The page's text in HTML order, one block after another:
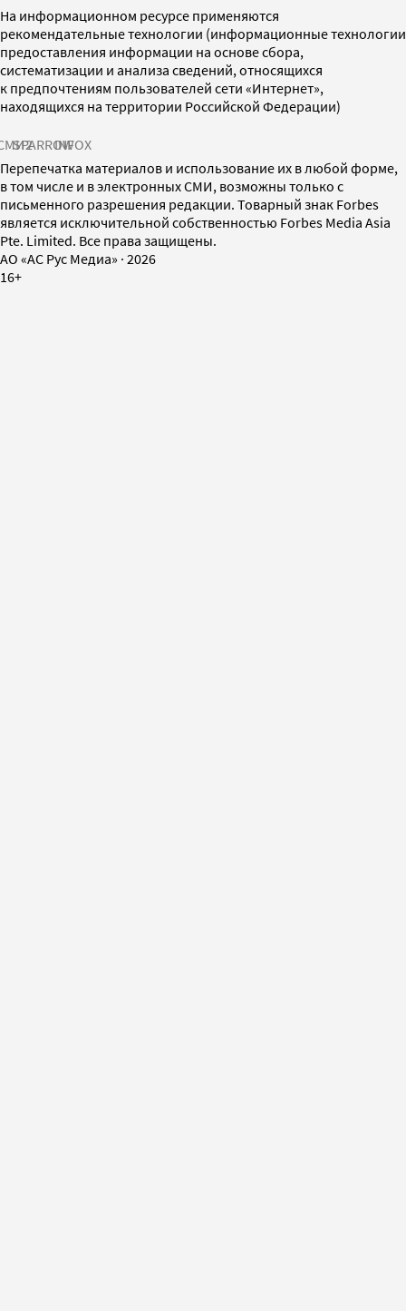
На информационном ресурсе применяются
рекомендательные технологии (информационные технологии
предоставления информации на основе сбора,
систематизации и анализа сведений, относящихся
к предпочтениям пользователей сети «Интернет»,
находящихся на территории Российской Федерации)
SPARROWINFOX
Перепечатка материалов и использование их в любой форме,
в том числе и в электронных СМИ, возможны только с
письменного разрешения редакции. Товарный знак Forbes
является исключительной собственностью Forbes Media Asia
Pte. Limited. Все права защищены.
AO «АС Рус Медиа» · 2026
16+